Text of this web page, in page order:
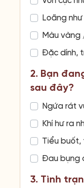
Loãng
Màu vàng
Đặc dính,
2. Bạn
sau đây?
Ngứa rát
Khí hư ra
Tiểu buốt,
Đau bụng
3. Tình